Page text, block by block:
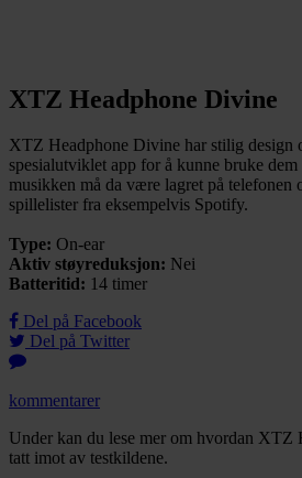
XTZ Headphone Divine
XTZ Headphone Divine har stilig design
spesialutviklet app for å kunne bruke
musikken må da være lagret på telefonen
spillelister fra eksempelvis Spotify.
Type: On-ear
Aktiv støyreduksjon: Nei
Batteritid: 14 timer
Del på Facebook
Del på Twitter
kommentarer
Under kan du lese mer om hvordan XTZ
tatt imot av testkildene.